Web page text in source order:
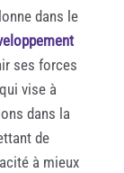
dans le
ses forces
vise à
dans la
de
à mieux